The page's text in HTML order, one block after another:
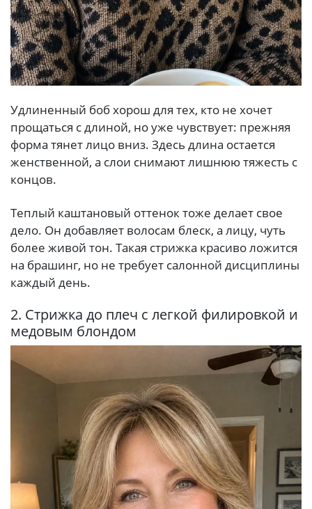
Удлиненный боб хорош для тех, кто не хочет
прощаться с длиной, но уже чувствует: прежняя
форма тянет лицо вниз. Здесь длина остается
женственной, а слои снимают лишнюю тяжесть с
концов.
Теплый каштановый оттенок тоже делает свое
дело. Он добавляет волосам блеск, а лицу, чуть
более живой тон. Такая стрижка красиво ложится
на брашинг, но не требует салонной дисциплины
каждый день.
2. Стрижка до плеч с легкой филировкой и
медовым блондом